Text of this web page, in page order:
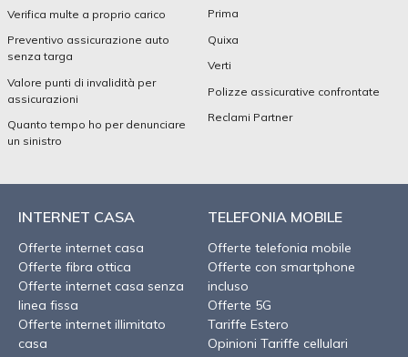
Verifica multe a proprio carico
Preventivo assicurazione auto
senza targa
Valore punti di invalidità per
assicurazioni
Quanto tempo ho per denunciare
un sinistro
Prima
Quixa
Verti
Polizze assicurative confrontate
Reclami Partner
INTERNET CASA
Offerte internet casa
Offerte fibra ottica
Offerte internet casa senza
linea fissa
Offerte internet illimitato
casa
TELEFONIA MOBILE
Offerte telefonia mobile
Offerte con smartphone
incluso
Offerte 5G
Tariffe Estero
Opinioni Tariffe cellulari